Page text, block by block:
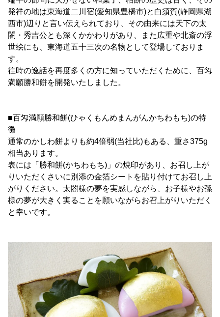
発祥の地は東海道二川宿(愛知県豊橋市)と白須賀(静岡県湖
西市)辺りと言い伝えられており、その由来には天下の太
閤・秀吉公とも深くかかわりがあり、また広重や北斎の浮
世絵にも、東海道五十三次の名物として登場しておりま
す。
往時の逸話を再度多くの方に知っていただくために、百匁
満願勝和餅を開発いたしました。
■百匁満願勝和餅(ひゃくもんめまんがんかちわもち)の特
徴
通常のかしわ餅よりも約4倍弱(当社比)もある、重さ375g
相当あります。
表には「勝和餅(かちわもち)」の焼印があり、お召し上が
りいただくさいに別添の金箔シートを貼り付けてお召し上
がりください。太閤様の夢を実感しながら、お子様やお孫
様の夢が大きく実ることを願いながらお召上がりいただく
と幸いです。